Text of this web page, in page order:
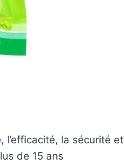
l’efficacité, la sécurité et
de 15 ans